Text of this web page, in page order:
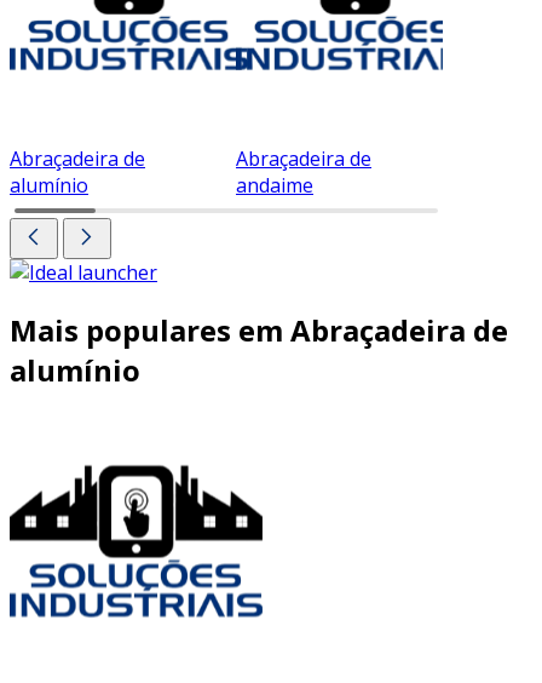
Abraçadeira de
alumínio
Abraçadeira de
andaime
Mais populares em Abraçadeira de
alumínio